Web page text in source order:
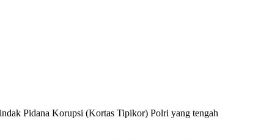
Pidana Korupsi (Kortas Tipikor) Polri yang tengah